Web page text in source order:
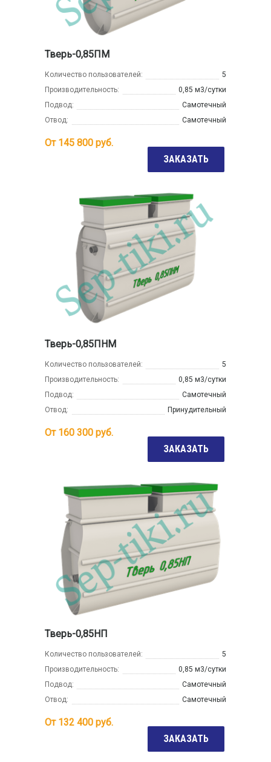
Тверь-0,85ПМ
Количество пользователей:
5
Производительность:
0,85 м3/сутки
Подвод:
Самотечный
Отвод:
Самотечный
От 145 800 руб.
ЗАКАЗАТЬ
Тверь-0,85ПНМ
Количество пользователей:
5
Производительность:
0,85 м3/сутки
Подвод:
Самотечный
Отвод:
Принудительный
От 160 300 руб.
ЗАКАЗАТЬ
Тверь-0,85НП
Количество пользователей:
5
Производительность:
0,85 м3/сутки
Подвод:
Самотечный
Отвод:
Самотечный
От 132 400 руб.
ЗАКАЗАТЬ